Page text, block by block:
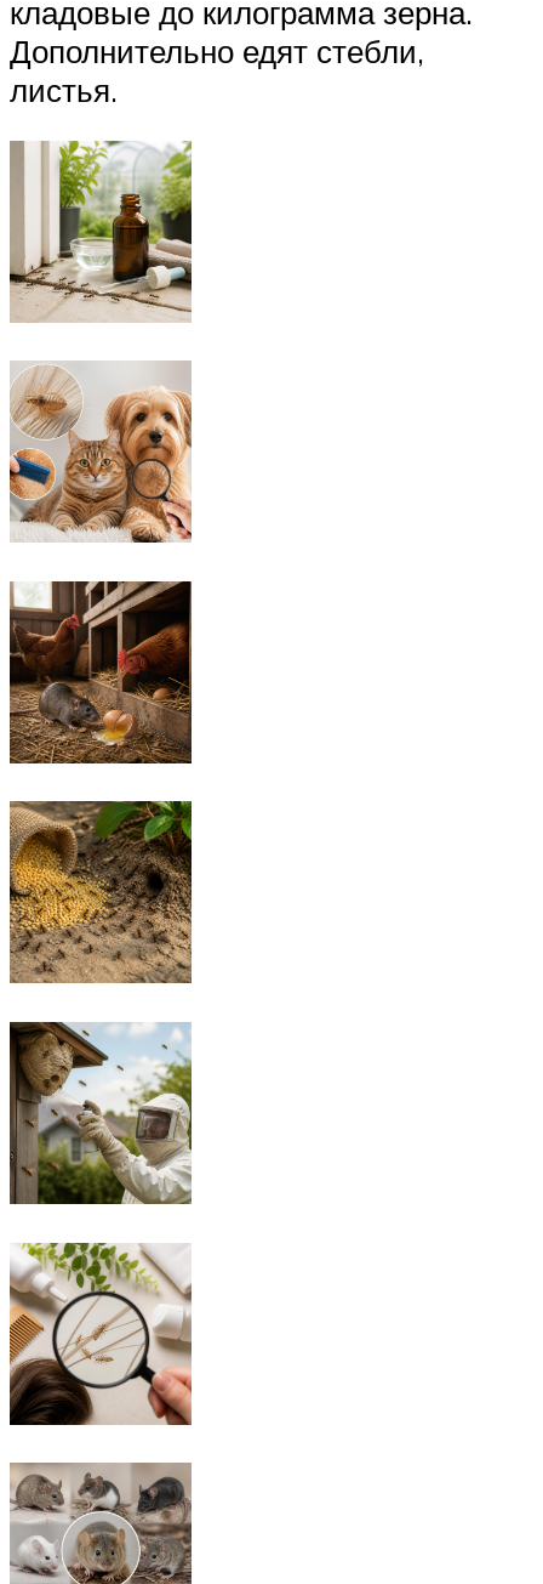
кладовые до килограмма зерна.
Дополнительно едят стебли,
листья.